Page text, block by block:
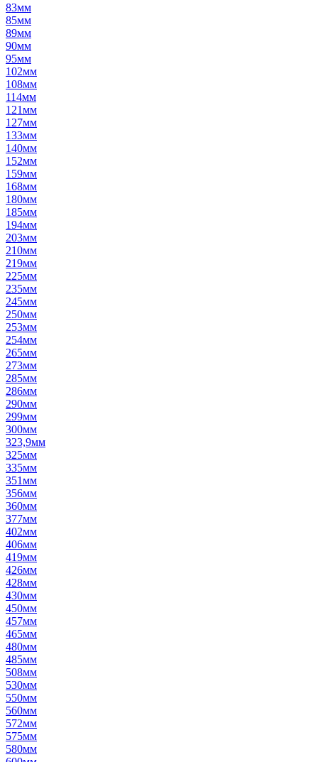
83мм
85мм
89мм
90мм
95мм
102мм
108мм
114мм
121мм
127мм
133мм
140мм
152мм
159мм
168мм
180мм
185мм
194мм
203мм
210мм
219мм
225мм
235мм
245мм
250мм
253мм
254мм
265мм
273мм
285мм
286мм
290мм
299мм
300мм
323,9мм
325мм
335мм
351мм
356мм
360мм
377мм
402мм
406мм
419мм
426мм
428мм
430мм
450мм
457мм
465мм
480мм
485мм
508мм
530мм
550мм
560мм
572мм
575мм
580мм